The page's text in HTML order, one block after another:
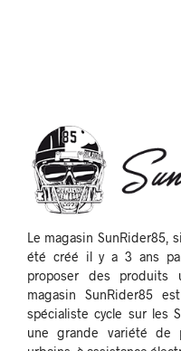
Le magasin SunRider85,
été créé il y a 3 ans
proposer des produits
magasin SunRider85
spécialiste cycle sur les
une grande variété de